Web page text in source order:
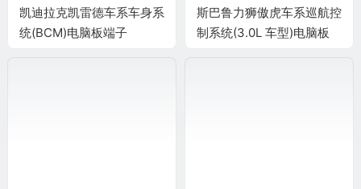
凯迪拉克凯雷德车系车身系
统(BCM)电脑板端子
斯巴鲁力狮傲虎车系巡航控
制系统(3.0L 车型)电脑板